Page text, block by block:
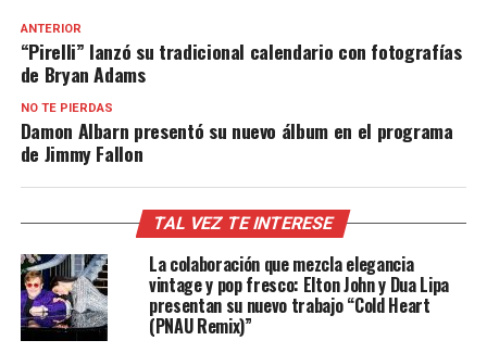
ANTERIOR
“Pirelli” lanzó su tradicional calendario con fotografías
de Bryan Adams
NO TE PIERDAS
Damon Albarn presentó su nuevo álbum en el programa
de Jimmy Fallon
TAL VEZ TE INTERESE
La colaboración que mezcla elegancia
vintage y pop fresco: Elton John y Dua Lipa
presentan su nuevo trabajo “Cold Heart
(PNAU Remix)”